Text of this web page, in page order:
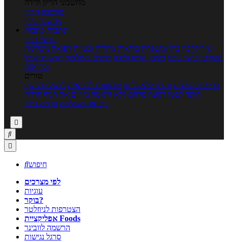
מחשבוני הריון ולידה
מחשבון הריון
מחשבון ביוץ
כתבות כתבות
ערוצי תוכן
איך להכין בית ומשפחה בריאות מחלות ובעיות רפואה משלימה
ספורט וכושר גופני נשים, הריון ולידה טיפים והמלצות חדשות אוכל
ובריאות
טורים
בריאות בצלחת טעים ללא גלוטן טבעונות לבריאות לבשל כמו שף
תזונה לבטן רגועה מרזים ללא דיאטה מזיזים את הגוף הרזיה
ורפואה משלימה גורמה ביתי



חיפוש
לפי מצרכים
עוגיות
בוקר?
הצטרפות לניוזלטר
אפליקציית Foods
הרשמה לוובינר
סרגל נגישות